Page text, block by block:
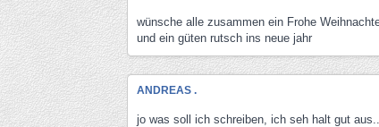
wünsche alle zusammen ein Frohe
und ein güten rutsch ins neue jahr
ANDREAS .
jo was soll ich schreiben, ich seh halt gut aus..